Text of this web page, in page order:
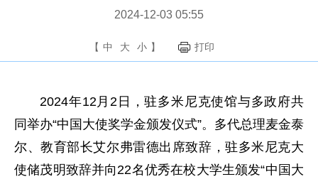
2024-12-03 05:55
【 中 大 小 】 打印
2024年12月2日，驻多米尼克使馆与多政府共
同举办“中国大使奖学金颁发仪式”。多代总理麦金泰
尔、教育部长艾尔弗雷德出席致辞，驻多米尼克大
使储茂明致辞并向22名优秀在校大学生颁发“中国大